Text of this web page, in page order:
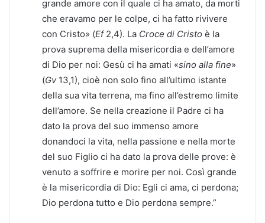
grande amore con il quale ci ha amato, da morti
che eravamo per le colpe, ci ha fatto rivivere
con Cristo» (Ef2,4). La Croce di Cristo è la
prova suprema della misericordia e dell’amore
di Dio per noi: Gesù ci ha amati «sino alla fine»
(Gv13,1), cioè non solo fino all’ultimo istante
della sua vita terrena, ma fino all’estremo limite
dell’amore. Se nella creazione il Padre ci ha
dato la prova del suo immenso amore
donandoci la vita, nella passione e nella morte
del suo Figlio ci ha dato la prova delle prove: è
venuto a soffrire e morire per noi. Così grande
è la misericordia di Dio: Egli ci ama, ci perdona;
Dio perdona tutto e Dio perdona sempre.”